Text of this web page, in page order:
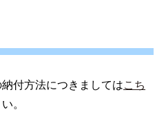
付方法につきましてはこち
。